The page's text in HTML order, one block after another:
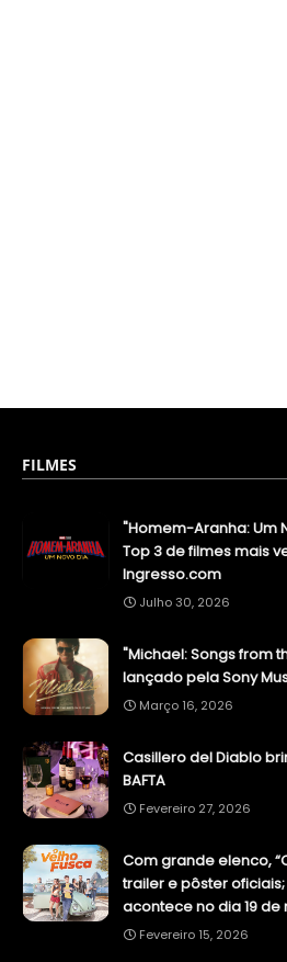
FILMES
"Homem-Aranha: Um
Top 3 de filmes mais
Ingresso.com
Julho 30, 2026
"Michael: Songs from
lançado pela Sony
Março 16, 2026
Casillero del Diablo
BAFTA
Fevereiro 27, 2026
Com grande elenco,
trailer e pôster
acontece no dia 19 de
Fevereiro 15, 2026